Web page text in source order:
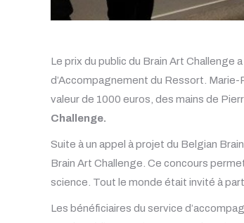
Le prix du public du Brain Art Challenge
d’Accompagnement du Ressort. Marie-
valeur de 1000 euros, des mains de
Challenge.
Suite à un appel à projet du Belgian
Brain Art Challenge. Ce concours
science. Tout le monde était invité à
Les bénéficiaires du service